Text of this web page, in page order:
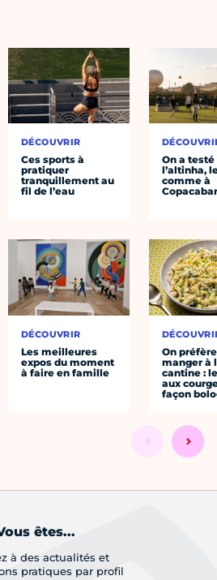
DÉCOUVRIR
Ces sports à
pratiquer
tranquillement au
fil de l’eau
DÉCOUVRIR
Les meilleures
expos du moment
à faire en famille
On a testé
l’altinha,
comme à
On préfère
manger à
cantine :
aux
façon
êtes...
à des actualités et
pratiques par profil